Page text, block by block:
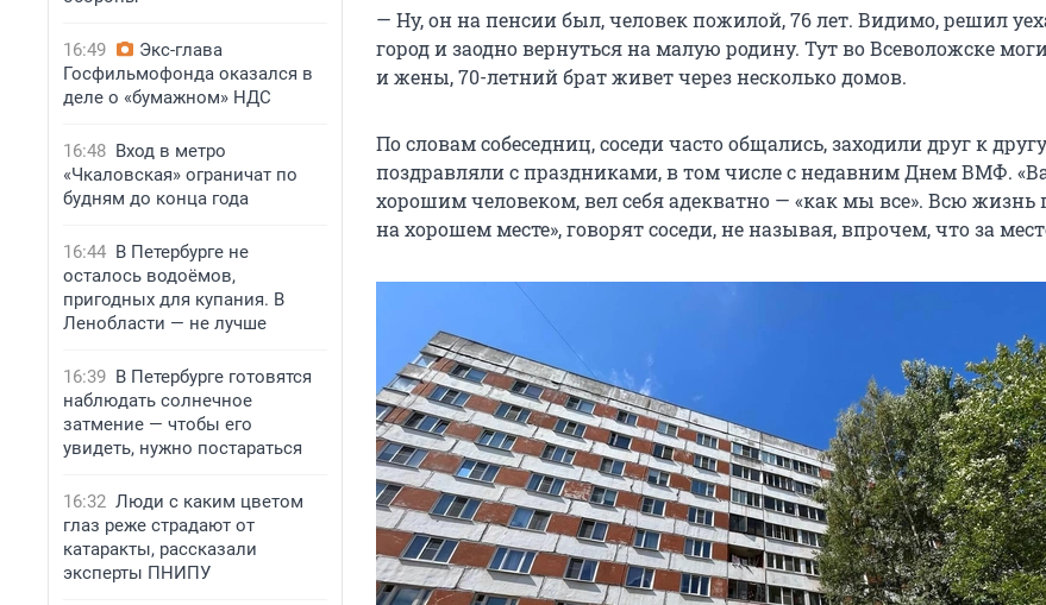
16:49
Экс-глава
Госфильмофонда оказался в
деле о «бумажном» НДС
16:48 Вход в метро
«Чкаловская» ограничат по
будням до конца года
16:44 В Петербурге не
осталось водоёмов,
пригодных для купания. В
Ленобласти — не лучше
16:39 В Петербурге готовятся
наблюдать солнечное
затмение — чтобы его
увидеть, нужно постараться
16:32 Люди с каким цветом
глаз реже страдают от
катаракты, рассказали
эксперты ПНИПУ
— Ну, он на пенсии был, человек пожилой, 76 лет. Видимо, решил
город и заодно вернуться на малую родину. Тут во Всеволожске
и жены, 70-летний брат живет через несколько домов.
По словам собеседниц, соседи часто общались, заходили друг к
поздравляли с праздниками, в том числе с недавним Днем ВМФ.
хорошим человеком, вел себя адекватно — «как мы все». Всю жизнь
на хорошем месте», говорят соседи, не называя, впрочем, что за